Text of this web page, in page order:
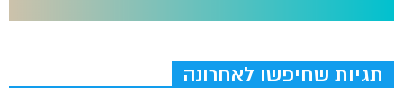
תגיות שחיפשו לאחרונה